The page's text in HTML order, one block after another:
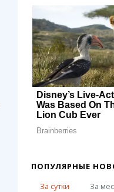
ПОПУЛЯРНЫЕ
За сутки
За